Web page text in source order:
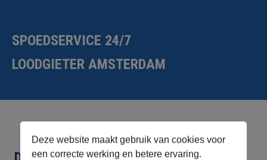
Deze website maakt gebruik van cookies voor
een correcte werking en betere ervaring.
SPOEDSERVICE 24/7
LOODGIETER AMSTERDAM